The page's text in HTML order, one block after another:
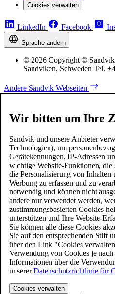
Cookies verwalten
LinkedIn Facebook
Sprache ändern
© 2026 Copyright ©
Sandviken, Schweden Tel.
Andere Sandvik Webseiten
Wir bitten um Ihre
Sandvik und unsere Anbieter
Technologien), um
Gerätekennungen, IP-Adressen
wichtige Website-Funktionen, die
die Personalisierung von Inhalten
Werbung zu erfassen und zu
notwendig und können nicht
andere nur verwendet werden,
zustimmungsbasierten Cookies
unterstützen und Ihre Website-
Sie können alle diese Cookies
Sie auf den entsprechenden Stift
über den Link "Cookies
Verwendung von Cookies je
Informationen über die
unsererDatenschutzrichtlinie für
Cookies verwalten